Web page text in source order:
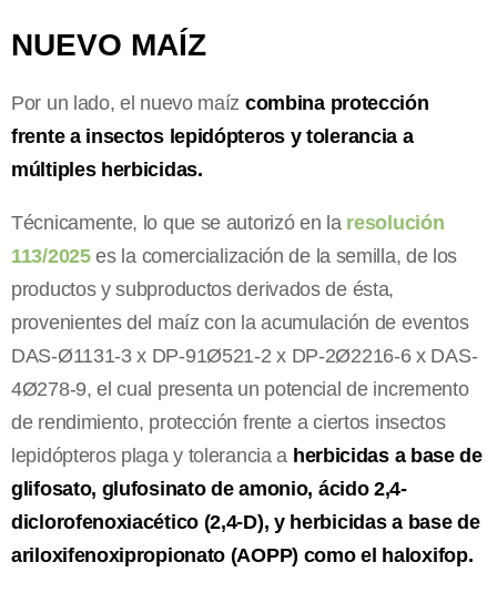
NUEVO MAÍZ
Por un lado, el nuevo maíz combina protección
frente a insectos lepidópteros y tolerancia a
múltiples herbicidas.
Técnicamente, lo que se autorizó en la resolución
113/2025es la comercialización de la semilla, de los
productos y subproductos derivados de ésta,
provenientes del maíz con la acumulación de eventos
DAS-Ø1131-3 x DP-91Ø521-2 x DP-2Ø2216-6 x DAS-
4Ø278-9, el cual presenta un potencial de incremento
de rendimiento, protección frente a ciertos insectos
lepidópteros plaga y tolerancia a herbicidas a base de
glifosato, glufosinato de amonio, ácido 2,4-
diclorofenoxiacético (2,4-D), y herbicidas a base de
ariloxifenoxipropionato (AOPP) como el haloxifop.